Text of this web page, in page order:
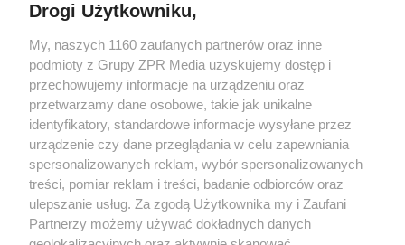
Żaden utwór zamieszczony w serwisie nie może być powielany i
rozpowszechniany lub dalej rozpowszechniany w jakikolwiek sposób (w
tym także elektroniczny lub mechaniczny) na jakimkolwiek polu
eksploatacji w jakiejkolwiek formie, włącznie z umieszczaniem w
Internecie bez pisemnej zgody właściciela praw. Jakiekolwiek użycie lub
wykorzystanie utworów w całości lub w części z naruszeniem prawa,
tzn. bez właściwej zgody, jest zabronione pod groźbą kary i może być
ścigane prawnie.
Drogi Użytkowniku,
My, naszych 1160 zaufanych partnerów oraz inne
podmioty z Grupy ZPR Media uzyskujemy dostęp i
przechowujemy informacje na urządzeniu oraz
przetwarzamy dane osobowe, takie jak unikalne
identyfikatory, standardowe informacje wysyłane przez
urządzenie czy dane przeglądania w celu zapewniania
spersonalizowanych reklam, wybór spersonalizowanych
treści, pomiar reklam i treści, badanie odbiorców oraz
ulepszanie usług. Za zgodą Użytkownika my i Zaufani
Partnerzy możemy używać dokładnych danych